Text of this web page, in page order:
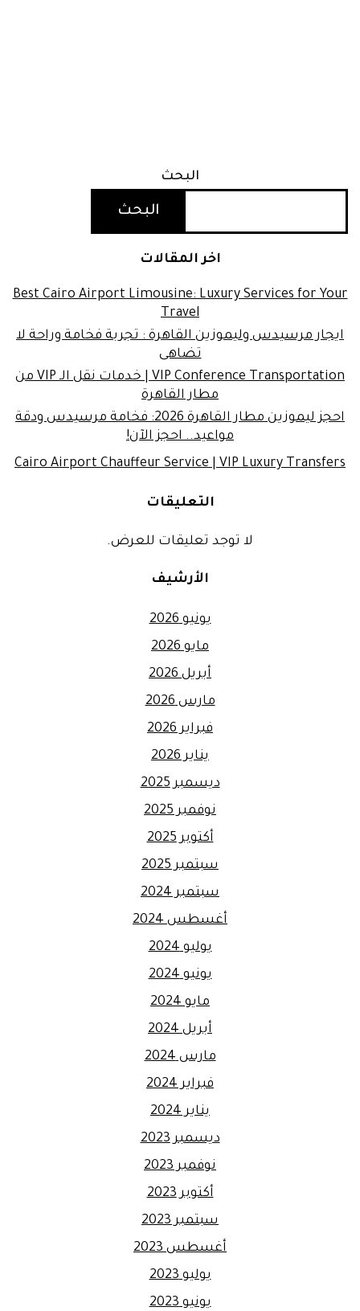
البحث
البحث
اخر المقالات
Best Cairo Airport Limousine: Luxury Services for Your
Travel
ايجار مرسيدس وليموزين القاهرة : تجربة فخامة وراحة لا
تضاهى
VIP Conference Transportation | خدمات نقل الـ VIP من
مطار القاهرة
احجز ليموزين مطار القاهرة 2026: فخامة مرسيدس ودقة
مواعيد.. احجز الآن!
Cairo Airport Chauffeur Service | VIP Luxury Transfers
التعليقات
لا توجد تعليقات للعرض.
الأرشيف
يونيو 2026
مايو 2026
أبريل 2026
مارس 2026
فبراير 2026
يناير 2026
ديسمبر 2025
نوفمبر 2025
أكتوبر 2025
سبتمبر 2025
سبتمبر 2024
أغسطس 2024
يوليو 2024
يونيو 2024
مايو 2024
أبريل 2024
مارس 2024
فبراير 2024
يناير 2024
ديسمبر 2023
نوفمبر 2023
أكتوبر 2023
سبتمبر 2023
أغسطس 2023
يوليو 2023
يونيو 2023